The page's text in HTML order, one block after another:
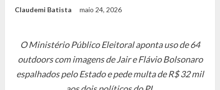
Claudemi Batista maio 24, 2026
O Ministério Público Eleitoral aponta uso de 64
outdoors com imagens de Jair e Flávio Bolsonaro
espalhados pelo Estado e pede multa de R$ 32 mil